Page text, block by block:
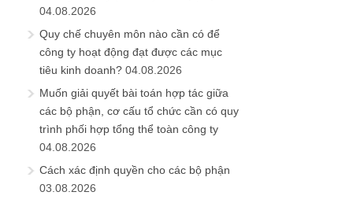
04.08.2026
Quy chế chuyên môn nào cần có để
công ty hoạt động đạt được các mục
tiêu kinh doanh? 04.08.2026
Muốn giải quyết bài toán hợp tác giữa
các bộ phận, cơ cấu tổ chức cần có quy
trình phối hợp tổng thể toàn công ty
04.08.2026
Cách xác định quyền cho các bộ phận
03.08.2026